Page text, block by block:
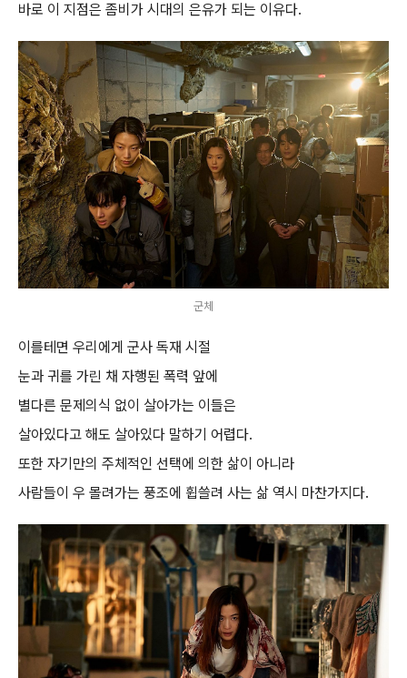
바로 이 지점은 좀비가 시대의 은유가 되는 이유다.
군체
이를테면 우리에게 군사 독재 시절
눈과 귀를 가린 채 자행된 폭력 앞에
별다른 문제의식 없이 살아가는 이들은
살아있다고 해도 살아있다 말하기 어렵다.
또한 자기만의 주체적인 선택에 의한 삶이 아니라
사람들이 우 몰려가는 풍조에 휩쓸려 사는 삶 역시 마찬가지다.